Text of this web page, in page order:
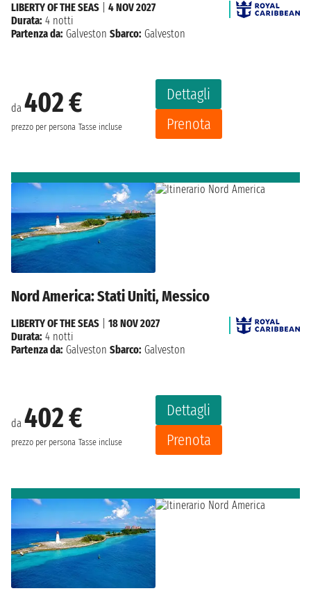
da 402 €
prezzo per persona Tasse incluse
Dettagli
Prenota
LIBERTY OF THE SEAS
4 NOV 2027
Durata: 4 notti
Partenza da: Galveston Sbarco: Galveston
Nord America: Stati Uniti, Messico
da 402 €
prezzo per persona Tasse incluse
Dettagli
Prenota
LIBERTY OF THE SEAS
18 NOV 2027
Durata: 4 notti
Partenza da: Galveston Sbarco: Galveston